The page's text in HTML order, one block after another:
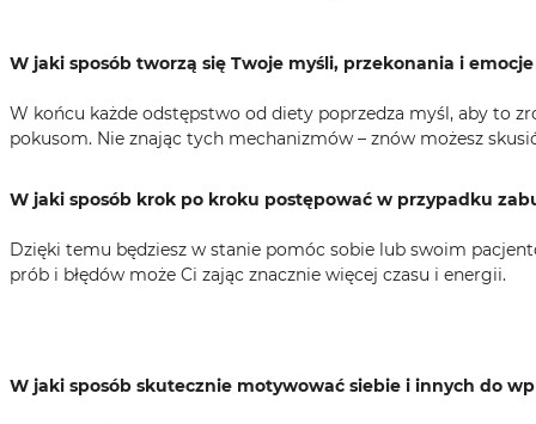
W jaki sposób tworzą się Twoje myśli, przekonania i
W końcu każde odstępstwo od diety poprzedza myśl, aby to
pokusom. Nie znając tych mechanizmów – znów możesz
W jaki sposób krok po kroku postępować w przypadku
Dzięki temu będziesz w stanie pomóc sobie lub swoim
prób i błędów może Ci zając znacznie więcej czasu i energii.
W jaki sposób skutecznie motywować siebie i innych do